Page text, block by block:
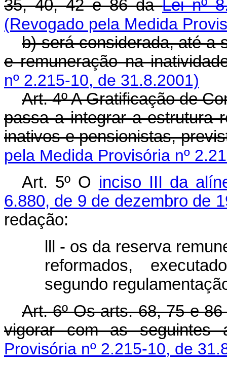
35, 40, 42 e 86 daLei nº
(Revogado pela Medida
b) será considerada, até a
e remuneração na
nº 2.215-10, de 31.8.2001)
Art. 4º A Gratificação de
passa a integrar a estrutura
inativos e pensionistas,
pela Medida Provisória nº
Art. 5º O inciso III da
6.880, de 9 de dezembro de
redação:
lll - os da reserva
reformados,
segundo
Art. 6º Os arts. 68, 75 e
vigorar com as seguintes
Provisória nº 2.215-10, de